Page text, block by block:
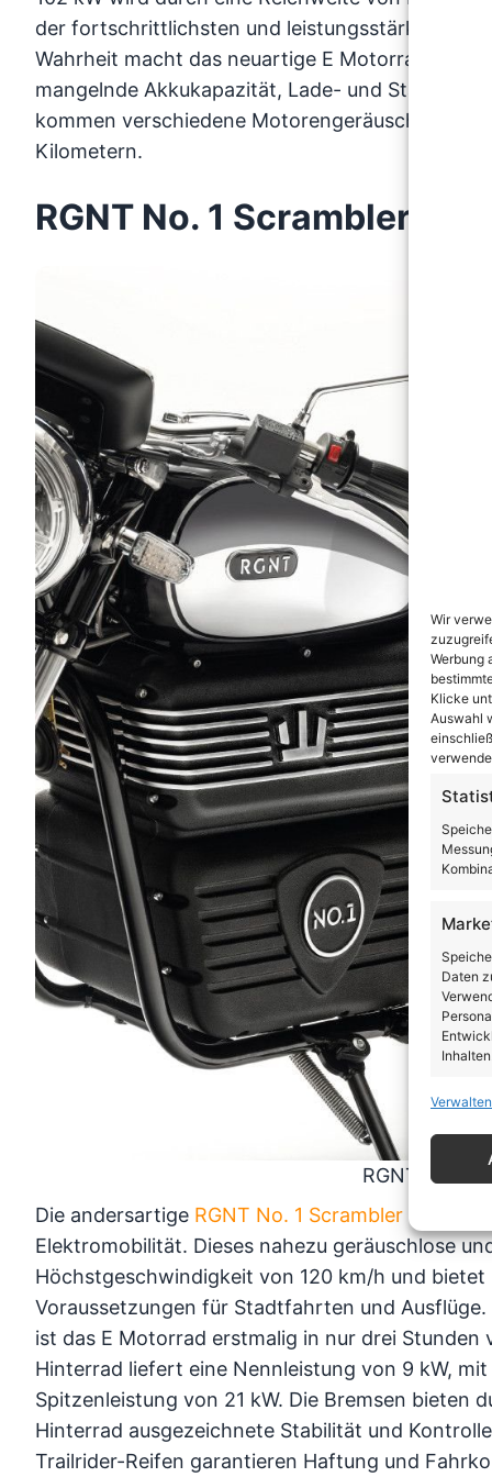
Wir
Werbung
Klicke
Auswahl
Daten
von
der fortschrittlichsten und leistungsstärksten
Wahrheit macht das neuartige E Motorrad aber
mangelnde Akkukapazität, Lade- und
kommen verschiedene Motorengeräusche und
Kilometern.
RGNT No. 1 Scrambler SE
RGNT No. 1
Die andersartige RGNT No. 1 Scrambler SE
Elektromobilität. Dieses nahezu geräuschlose
Höchstgeschwindigkeit von 120 km/h und
Voraussetzungen für Stadtfahrten und
ist das E Motorrad erstmalig in nur drei Stunden
Hinterrad liefert eine Nennleistung von 9 kW,
Spitzenleistung von 21 kW. Die Bremsen bieten
Hinterrad ausgezeichnete Stabilität und
Trailrider-Reifen garantieren Haftung und